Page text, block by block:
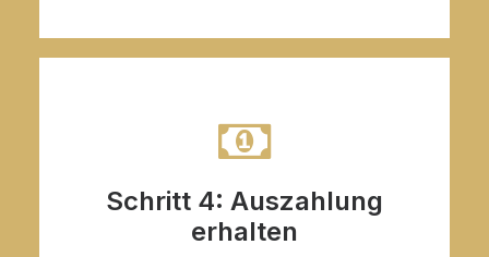
Schritt 4: Auszahlung
erhalten